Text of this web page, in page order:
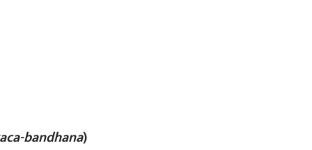
bandhana)